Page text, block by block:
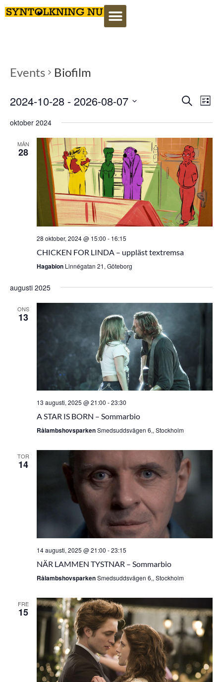
Events Biofilm
and
Search
Lista
2024-10-28 - 2026-08-07
date.
oktober 2024
MÅN
28
28 oktober, 2024 @ 15:00 - 16:15
CHICKEN FOR LINDA – uppläst textremsa
Hagabion Linnégatan 21, Göteborg
augusti 2025
ONS
13
13 augusti, 2025 @ 21:00 -23:30
A STAR IS BORN – Sommarbio
RålambshovsparkenSmedsuddsvägen 6,, Stockholm
TOR
14
14 augusti, 2025 @ 21:00 -23:15
NÄR LAMMEN TYSTNAR – Sommarbio
RålambshovsparkenSmedsuddsvägen 6,, Stockholm
FRE
15